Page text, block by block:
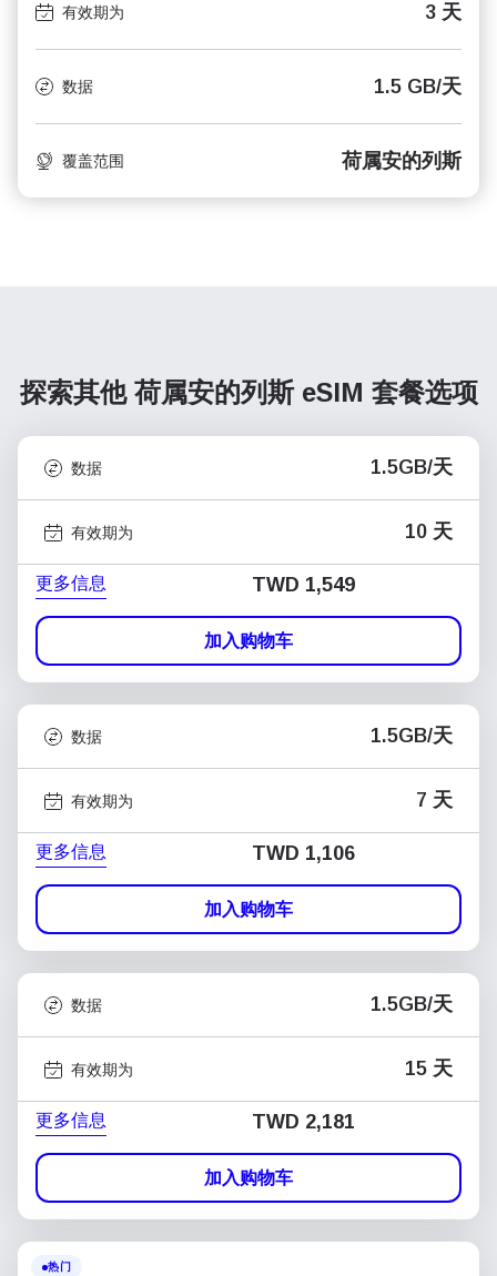
有效期为 3 天
数据 1.5 GB/天
覆盖范围 荷属安的列斯
探索其他 荷属安的列斯 eSIM 套餐选项
数据 1.5GB/天
有效期为 10 天
更多信息 TWD 1,549
加入购物车
数据 1.5GB/天
有效期为 7 天
更多信息 TWD 1,106
加入购物车
数据 1.5GB/天
有效期为 15 天
更多信息 TWD 2,181
加入购物车
热门